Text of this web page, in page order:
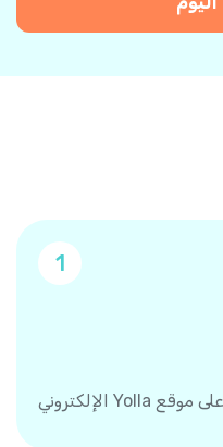
1
أنشئ حسابك. سجل رقم هاتفك على موقع Yolla الإلكتروني